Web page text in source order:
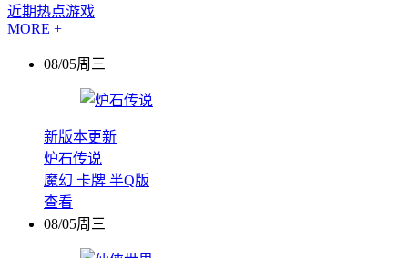
近期热点游戏
MORE +
08/05周三
新版本更新
炉石传说
魔幻 卡牌 半Q版
查看
08/05周三